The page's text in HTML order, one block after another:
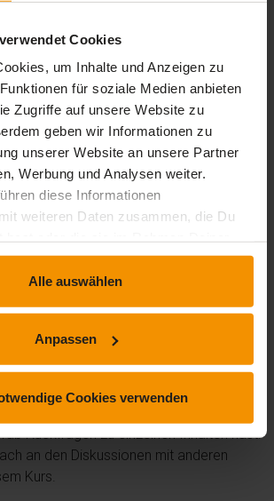
Cookies
um Inhalte und Anzeigen zu
für soziale Medien anbieten
Zugriffe auf unsere Website zu
geben wir Informationen zu
unserer Website an unsere Partner
Werbung und Analysen weiter.
diese Informationen
weiteren Daten zusammen, die Du
gesammelt haben.
Alle auswählen
Anpassen
Cookies verwenden
star_border
hat noch keine Rezension erhalten.
und Fragen zum Kurs
Fragen zum Kurs? Du möchtest Dir
vom Ablauf machen? Egal ob Du Deine
Rückfragen zu einzelnen Inhalten hast:
an den Diskussionen mit anderen
Kurs.